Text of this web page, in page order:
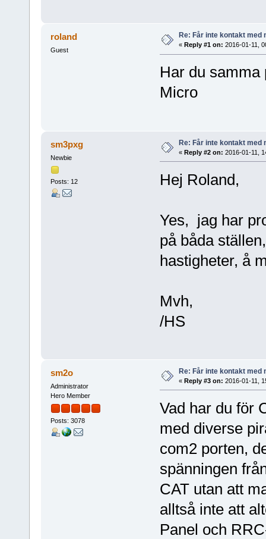
roland
Guest
Re: Får inte kontakt med
« Reply #1 on: 2016-01-11,
Har du
Micro
sm3pxg
Newbie
Posts: 12
Re: Får inte kontakt med
« Reply #2 on: 2016-01-11,
Hej Roland,
Yes, jag har
på båda
hastigheter, å
Mvh,
/HS
sm2o
Administrator
Hero Member
Posts: 3078
Re: Får inte kontakt med
« Reply #3 on: 2016-01-11,
Vad har du för
med diverse
com2 porten,
spänningen
CAT utan att
alltså inte att
Panel och